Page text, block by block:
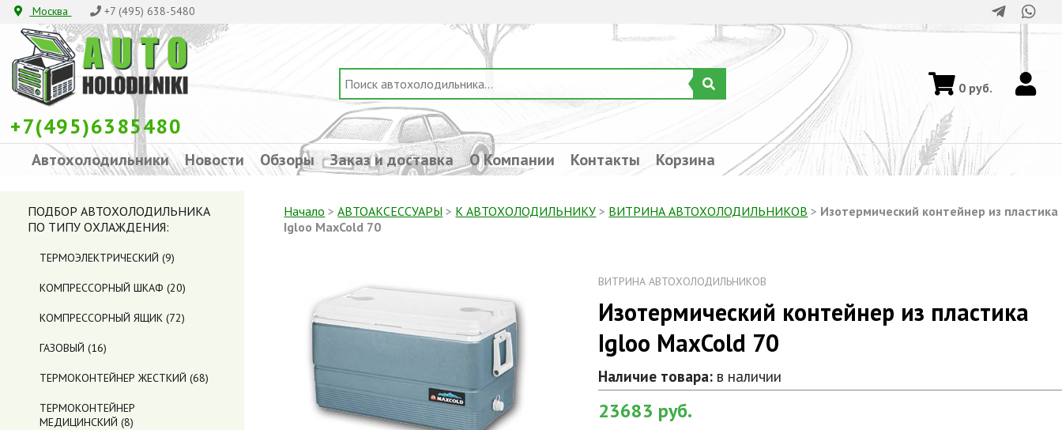
Москва +7 (495) 638-5480
+7(495)6385480
0руб.
Автохолодильники Новости Обзоры Заказ и доставка О Компании Контакты Корзина
ПОДБОР АВТОХОЛОДИЛЬНИКА
ПО ТИПУ ОХЛАЖДЕНИЯ:
ТЕРМОЭЛЕКТРИЧЕСКИЙ (9)
КОМПРЕССОРНЫЙ ШКАФ (20)
КОМПРЕССОРНЫЙ ЯЩИК (72)
ГАЗОВЫЙ (16)
ТЕРМОКОНТЕЙНЕР ЖЕСТКИЙ (68)
ТЕРМОКОНТЕЙНЕР
МЕДИЦИНСКИЙ (8)
Начало >АВТОАКСЕССУАРЫ > К АВТОХОЛОДИЛЬНИКУ > ВИТРИНА АВТОХОЛОДИЛЬНИКОВ > Изотермический контейнер из пластика
Igloo MaxCold 70
ВИТРИНА АВТОХОЛОДИЛЬНИКОВ
Изотермический контейнер из пластика
Igloo MaxCold 70
Наличие товара: в наличии
23683 руб.